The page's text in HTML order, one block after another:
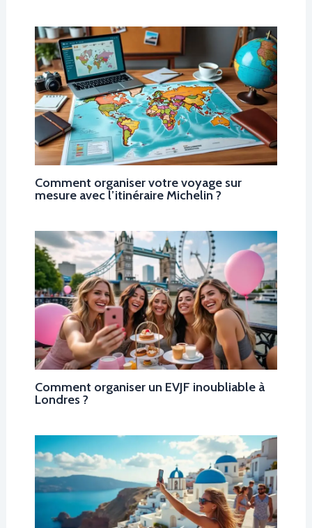
Comment organiser votre voyage sur
mesure avec l’itinéraire Michelin ?
Comment organiser un EVJF inoubliable à
Londres ?